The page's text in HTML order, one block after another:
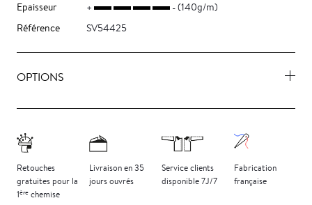
Epaisseur
(140g/m)
Référence
SV54425
OPTIONS
Retouches
gratuites pour la
1ère chemise
Livraison en 35
jours ouvrés
Service clients
disponible 7J/7
Fabrication
française